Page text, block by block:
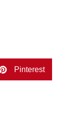
Pinterest